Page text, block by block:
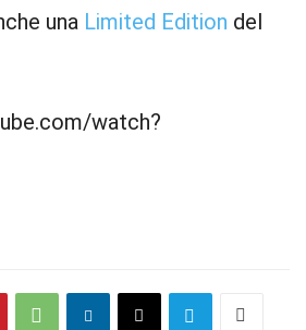
una Limited Edition del
watch?